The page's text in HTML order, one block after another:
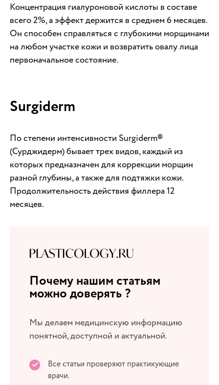
Концентрация гиалуроновой кислоты в составе
всего 2%, а эффект держится в среднем 6 месяцев.
Он способен справляться с глубокими морщинами
на любом участке кожи и возвратить овалу лица
первоначальное состояние.
Surgiderm
По степени интенсивности Surgiderm®
(Сурджидерм) бывает трех видов, каждый из
которых предназначен для коррекции морщин
разной глубины, а также для подтяжки кожи.
Продолжительность действия филлера 12
месяцев.
Почему нашим статьям
можно доверять ?
Мы делаем медицинскую информацию
понятной, доступной и актуальной.
Все статьи проверяют практикующие
врачи.